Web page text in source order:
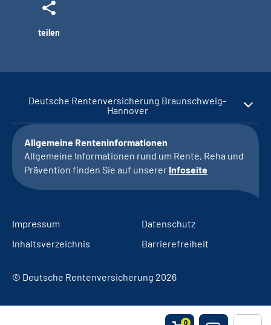
0
teilen
Deutsche Rentenversicherung Braunschweig-
Hannover
Allgemeine Renteninformationen
Allgemeine Informationen rund um Rente, Reha und
Prävention finden Sie auf unserer Infoseite
Impressum
Datenschutz
Inhaltsverzeichnis
Barrierefreiheit
© Deutsche Rentenversicherung 2026